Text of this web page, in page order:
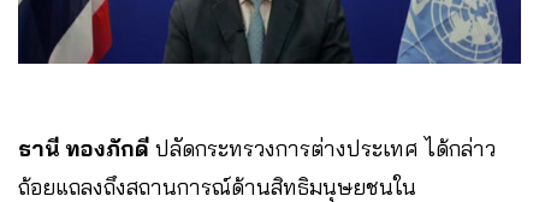
ธานี ทองภักดี ปลัดกระทรวงการต่างประเทศ ได้กล่าว
ถ้อยแถลงถึงสถานการณ์ด้านสิทธิมนุษยชนใน